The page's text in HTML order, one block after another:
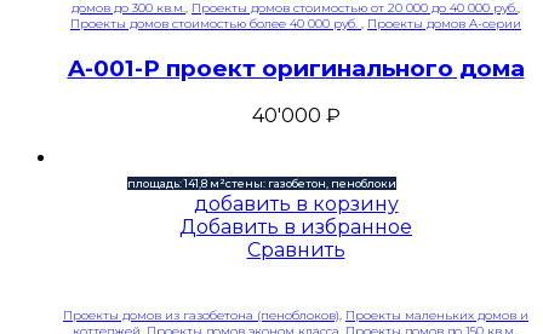
домов до 300 кв.м., Проекты домов стоимостью от 20 000 до 40 000 руб.,
Проекты домов стоимостью более 40 000 руб. , Проекты домов A-серии
A-001-P проект оригинального дома
40'000 ₽
площадь: 141,8 м²стены: газобетон, пеноблоки
добавить в корзину
Добавить в избранное
Сравнить
Проекты домов из газобетона (пеноблоков), Проекты маленьких домов и